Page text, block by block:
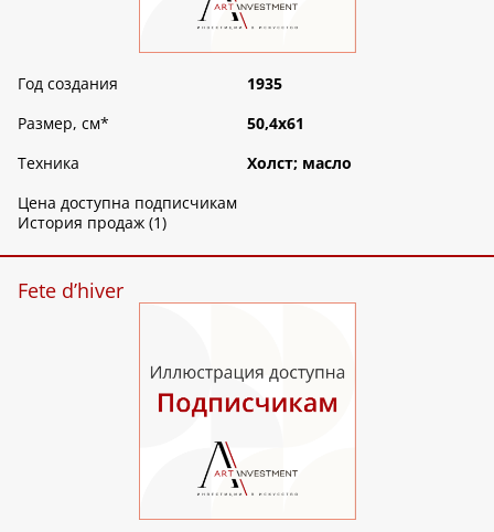
Год создания
1935
Размер, см*
50,4х61
Техника
Холст; масло
Цена доступна подписчикам
История продаж (1)
Fete d’hiver